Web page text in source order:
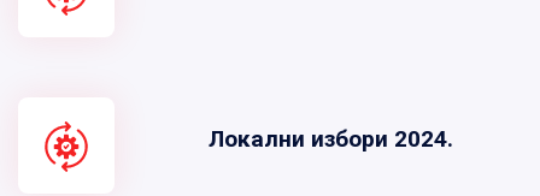
Локални избори 2024.